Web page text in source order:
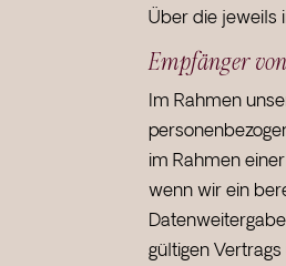
Über die jeweils
Empfänger
Im Rahmen
im Rahmen
wenn wir ein
gültigen